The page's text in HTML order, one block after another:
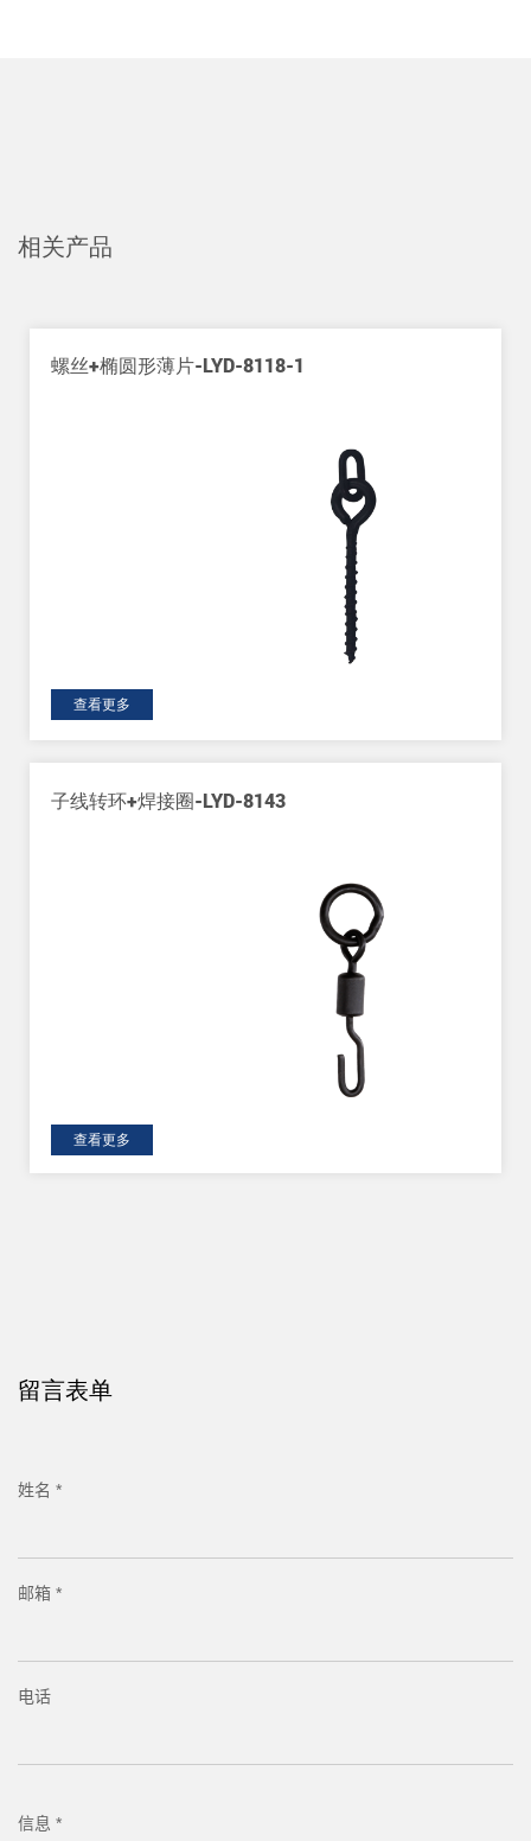
相关产品
片-LYD-8118-1
圈-LYD-8143
留言表单
姓名 *
邮箱 *
电话
信息 *